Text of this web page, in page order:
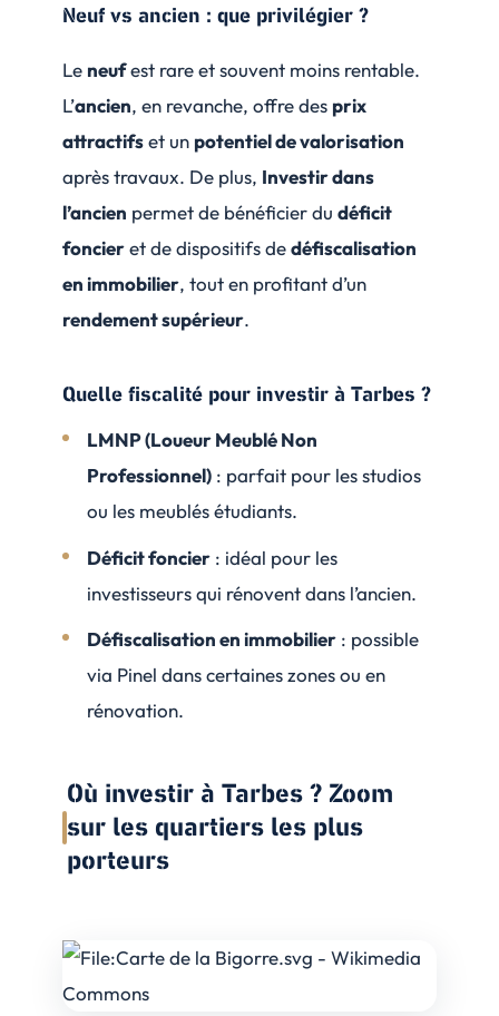
Neuf vs ancien : que privilégier ?
Le neufest rare et souvent moins rentable.
L’ancien, en revanche, offre des prix
attractifset un potentiel de valorisation
après travaux. De plus, Investir dans
l’ancien permet de bénéficier du déficit
foncieret de dispositifs dedéfiscalisation
en immobilier, tout en profitant d’un
rendement supérieur.
Quelle fiscalité pour investir à Tarbes ?
LMNP (Loueur Meublé Non
Professionnel) : parfait pour les studios
ou les meublés étudiants.
Déficit foncier : idéal pour les
investisseurs qui rénovent dans l’ancien.
Défiscalisation en immobilier : possible
via Pinel dans certaines zones ou en
rénovation.
Où investir à Tarbes ? Zoom
sur les quartiers les plus
porteurs